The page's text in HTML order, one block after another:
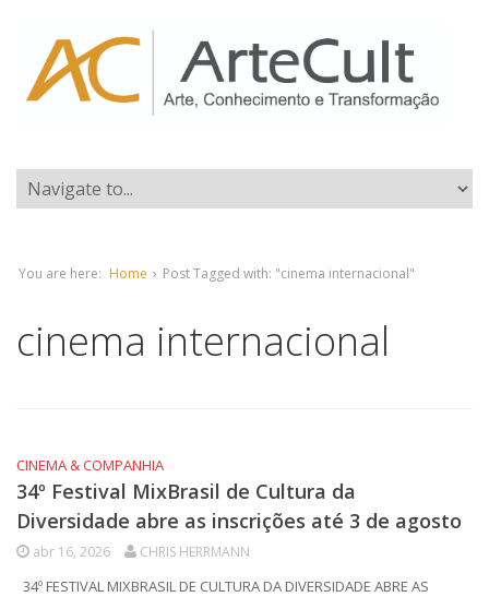
You are here: Home › Post Tagged with: "cinema internacional"
cinema internacional
CINEMA & COMPANHIA
34º Festival MixBrasil de Cultura da
Diversidade abre as inscrições até 3 de agosto
abr 16, 2026 CHRIS HERRMANN
34º FESTIVAL MIXBRASIL DE CULTURA DA DIVERSIDADE ABRE AS